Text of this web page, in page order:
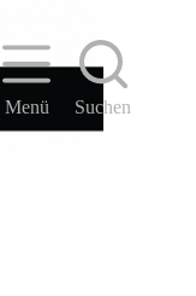
Menü Suchen